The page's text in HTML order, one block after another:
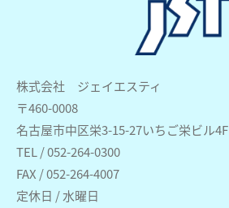
株式会社 ジェイエスティ
〒460-0008
名古屋市中区栄3-15-27いちご栄ビル4F
TEL / 052-264-0300
FAX / 052-264-4007
定休日 / 水曜日